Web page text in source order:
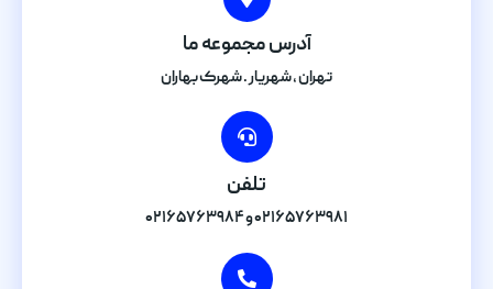
آدرس مجموعه ما
تهران , شهریار . شهرک بهاران
تلفن
۰۲۱۶۵۷۶۳۹۸۱ و ۰۲۱۶۵۷۶۳۹۸۴